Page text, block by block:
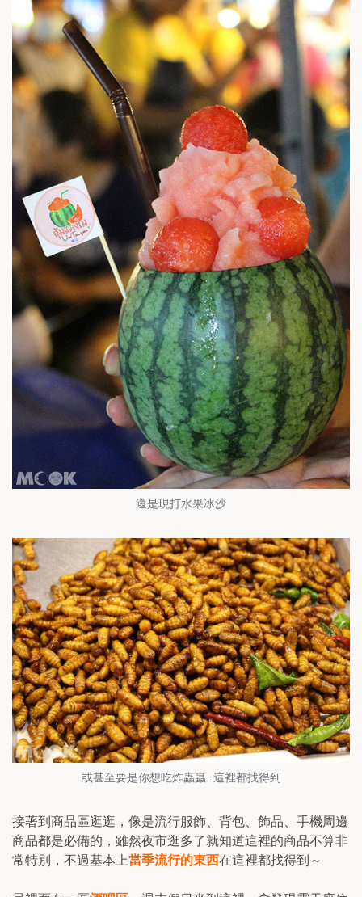
還是現打水果冰沙
或甚至要是你想吃炸蟲蟲...這裡都找得到
接著到商品區逛逛，像是流行服飾、背包、飾品、手機周邊
商品都是必備的，雖然夜市逛多了就知道這裡的商品不算非
常特別，不過基本上當季流行的東西在這裡都找得到～